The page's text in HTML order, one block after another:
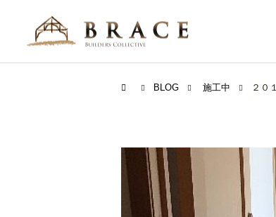
BLOG 施工中 ２０